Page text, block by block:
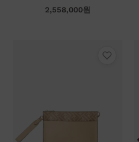
2,558,000원